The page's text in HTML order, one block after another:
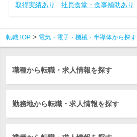
取得実績あり
社員食堂・食事補助あり
転職TOP 電気・電子・機械・半導体から探す
職種から転職・求人情報を探す
勤務地から転職・求人情報を探す